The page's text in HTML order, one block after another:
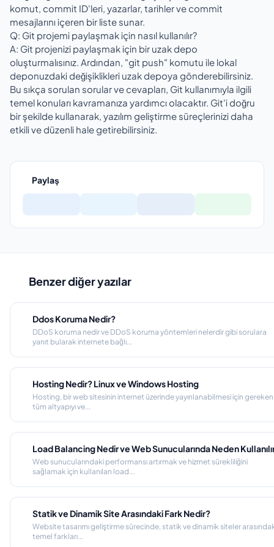
komut, commit ID'leri, yazarlar, tarihler ve commit
mesajlarını içeren bir liste sunar.
Q: Git projemi paylaşmak için nasıl kullanılır?
A: Git projenizi paylaşmak için bir uzak depo
oluşturmalısınız. Ardından, "git push" komutu ile lokal
deponuzdaki değişiklikleri uzak depoya gönderebilirsiniz.
Bu sıkça sorulan sorular ve cevapları, Git kullanımıyla ilgili
temel konuları kavramanıza yardımcı olacaktır. Git'i doğru
bir şekilde kullanarak, yazılım geliştirme süreçlerinizi daha
etkili ve düzenli hale getirebilirsiniz.
Paylaş
Benzer diğer yazılar
Ddos Koruma Nedir?
DDoS koruma nedir ve DDoS koruma yöntemleri nelerdir gibi sorulara
yanıt bularak internete bağlı...
Hosting Nedir? Linux ve Windows Hosting
Hosting, bir web sitesinin internet üzerinde yayınlanabilmesi için gereken
tüm altyapıyı ve...
Load Balancing Nedir ve Web Sunucularında Neden
Web sunucularındaki performansı artırmak ve hizmet sürekliliğini
sağlamak için kullanılan load...
Statik ve Dinamik Site Arasındaki Fark Nedir?
Website tasarımı geliştirme sürecinde, statik ve dinamik siteler
temel farkları...